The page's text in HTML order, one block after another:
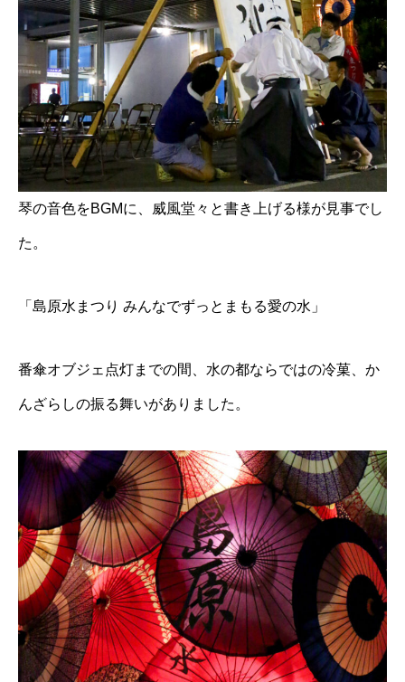
琴の音色をBGMに、威風堂々と書き上げる様が見事でし
た。
「島原水まつり みんなでずっとまもる愛の水」
番傘オブジェ点灯までの間、水の都ならではの冷菓、か
んざらしの振る舞いがありました。